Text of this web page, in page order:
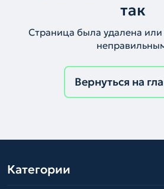
так
Страница была удалена или
Вернуться на
Категории